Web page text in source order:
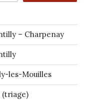
– Charpenay
les-Mouilles
(triage)